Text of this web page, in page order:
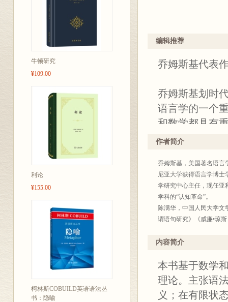
牛顿研究
¥109.00
利论
¥155.00
柯林斯COBUILD英语语法丛
书：隐喻
编辑推荐
乔姆斯基代表
乔姆斯基划时
语言学的一个
和数学都具有
作者简介
乔姆斯基，美国著名语言
尼亚大学获得语言学博士
学研究中心主任，现任亚
学科的“认知革命”。
陈满华，中国人民大学文
谓语句研究》《威廉•琼
内容简介
本书基于数学
理论。主张语
义；在有限状